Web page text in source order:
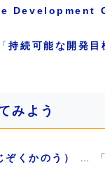
Development
持続可能な開発目
みよう
くかのう）
… 「